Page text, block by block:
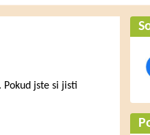
jste si jisti